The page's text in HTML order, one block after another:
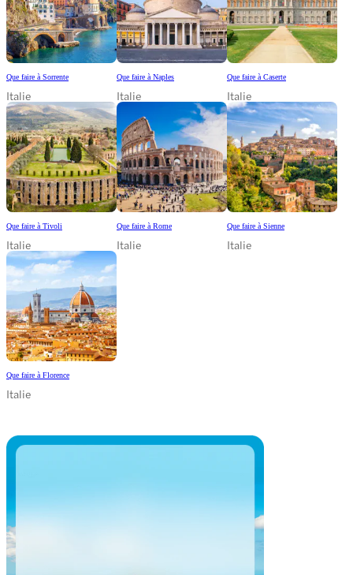
Que faire à Sorrente
Italie
Que faire à Naples
Italie
Que faire à Caserte
Italie
Que faire à Tivoli
Italie
Que faire à Rome
Italie
Que faire à Sienne
Italie
Que faire à Florence
Italie